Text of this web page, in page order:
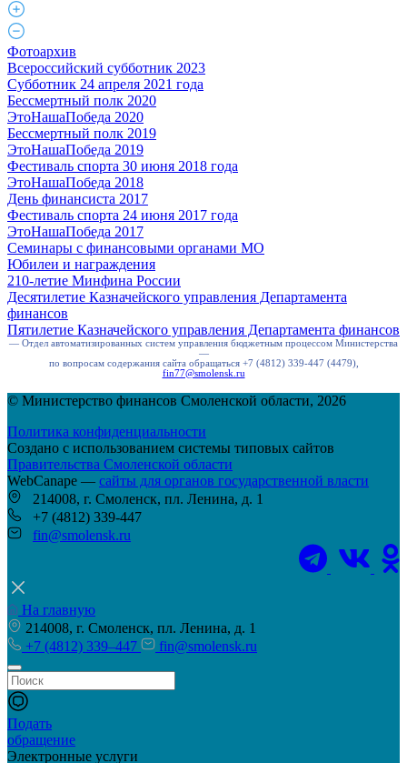
Фотоархив
Всероссийский субботник 2023
Субботник 24 апреля 2021 года
Бессмертный полк 2020
ЭтоНашаПобеда 2020
Бессмертный полк 2019
ЭтоНашаПобеда 2019
Фестиваль спорта 30 июня 2018 года
ЭтоНашаПобеда 2018
День финансиста 2017
Фестиваль спорта 24 июня 2017 года
ЭтоНашаПобеда 2017
Семинары с финансовыми органами МО
Юбилеи и награждения
210-летие Минфина России
Десятилетие Казначейского управления Департамента
финансов
Пятилетие Казначейского управления Департамента финансов
— Отдел автоматизированных систем управления бюджетным процессом Министерства
—
по вопросам содержания сайта обращаться +7 (4812) 339-447 (4479),
fin77@smolensk.ru
© Министерство финансов Смоленской области, 2026
Политика конфиденциальности
Создано с использованием системы типовых сайтов
Правительства Смоленской области
WebCanape — сайты для органов государственной власти
214008, г. Смоленск, пл. Ленина, д. 1
+7 (4812) 339-447
fin@smolensk.ru
На главную
214008, г. Смоленск, пл. Ленина, д. 1
+7 (4812) 339–447
fin@smolensk.ru
Подать
обращение
Электронные услуги